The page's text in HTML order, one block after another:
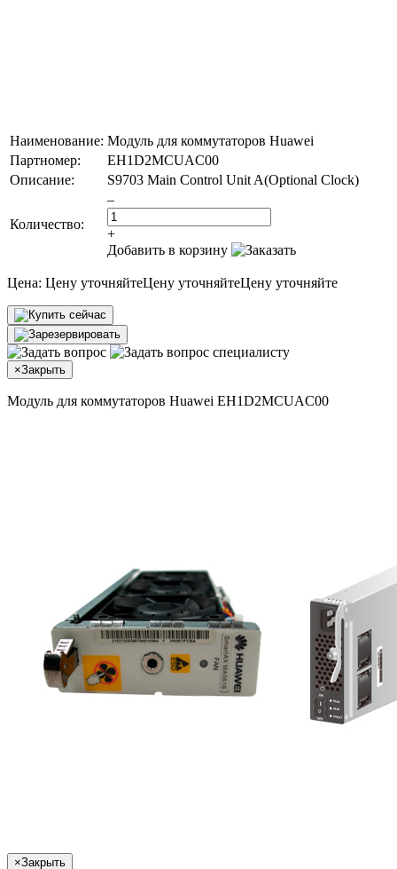
Наименование: Модуль для коммутаторов Huawei
Партномер:
EH1D2MCUAC00
Описание:
S9703 Main Control Unit A(Optional Clock)
Количество:
–
+
Добавить в корзину
Цена: Цену уточняйтеЦену уточняйтеЦену уточняйте
×Закрыть
Модуль для коммутаторов Huawei EH1D2MCUAC00
×Закрыть